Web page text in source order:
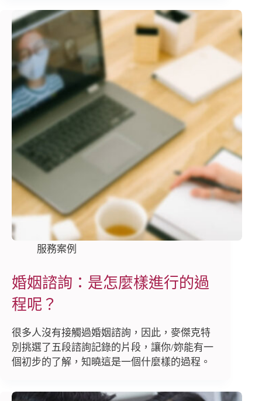
服務案例
婚姻諮詢：是怎麼樣進行的過
程呢？
很多人沒有接觸過婚姻諮詢，因此，麥傑克特
別挑選了五段諮詢記錄的片段，讓你/妳能有一
個初步的了解，知曉這是一個什麼樣的過程。